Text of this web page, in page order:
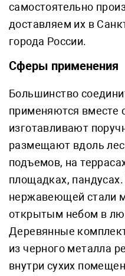
самостоятельно
доставляем их в
города России.
Сферы применения
Большинство
применяются вместе
изготавливают
размещают вдоль
подъемов, на
площадках,
нержавеющей стали
открытым небом в
Деревянные
из черного металла
внутри сухих